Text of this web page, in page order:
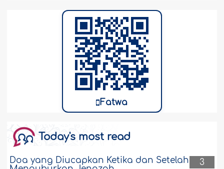
Fatwa
Today's most read
3
Doa yang Diucapkan Ketika dan Setelah